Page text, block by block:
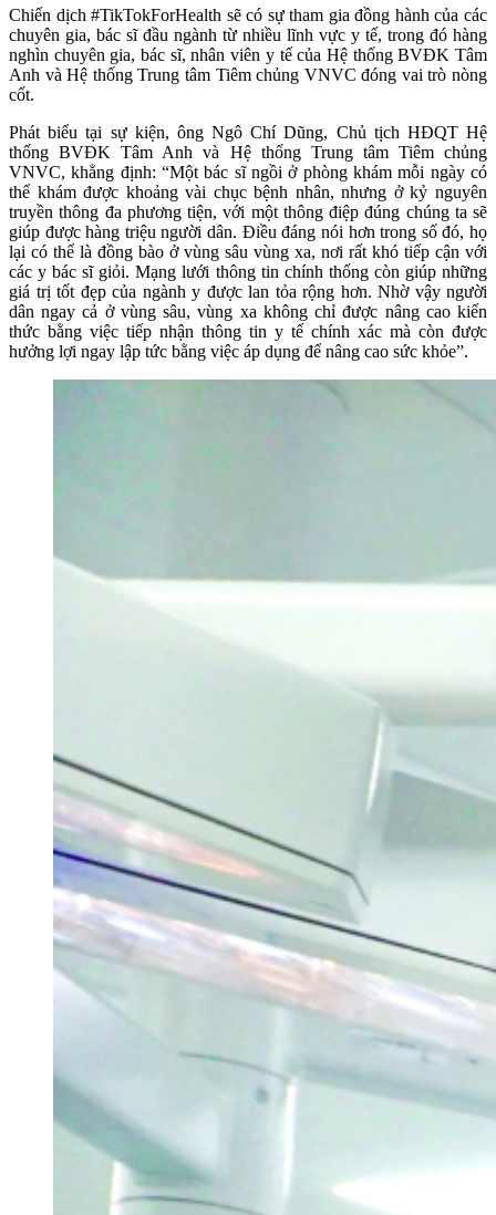
Chiến dịch #TikTokForHealth sẽ có sự tham gia đồng hành của các
chuyên gia, bác sĩ đầu ngành từ nhiều lĩnh vực y tế, trong đó hàng
nghìn chuyên gia, bác sĩ, nhân viên y tế của Hệ thống BVĐK Tâm
Anh và Hệ thống Trung tâm Tiêm chủng VNVC đóng vai trò nòng
cốt.
Phát biểu tại sự kiện, ông Ngô Chí Dũng, Chủ tịch HĐQT Hệ
thống BVĐK Tâm Anh và Hệ thống Trung tâm Tiêm chủng
VNVC, khẳng định: “Một bác sĩ ngồi ở phòng khám mỗi ngày có
thể khám được khoảng vài chục bệnh nhân, nhưng ở kỷ nguyên
truyền thông đa phương tiện, với một thông điệp đúng chúng ta sẽ
giúp được hàng triệu người dân. Điều đáng nói hơn trong số đó, họ
lại có thể là đồng bào ở vùng sâu vùng xa, nơi rất khó tiếp cận với
các y bác sĩ giỏi. Mạng lưới thông tin chính thống còn giúp những
giá trị tốt đẹp của ngành y được lan tỏa rộng hơn. Nhờ vậy người
dân ngay cả ở vùng sâu, vùng xa không chỉ được nâng cao kiến
thức bằng việc tiếp nhận thông tin y tế chính xác mà còn được
hưởng lợi ngay lập tức bằng việc áp dụng để nâng cao sức khỏe”.